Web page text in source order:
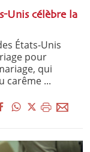
Unis célèbre la
États-Unis
pour
qui
carême ...